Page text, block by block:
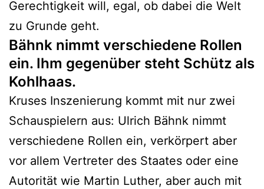
Gerechtigkeit will, egal, ob dabei die Welt
zu Grunde geht.
Bähnk nimmt verschiedene Rollen
ein. Ihm gegenüber steht Schütz als
Kohlhaas.
Kruses Inszenierung kommt mit nur zwei
Schauspielern aus: Ulrich Bähnk nimmt
verschiedene Rollen ein, verkörpert aber
vor allem Vertreter des Staates oder eine
Autorität wie Martin Luther, aber auch mit